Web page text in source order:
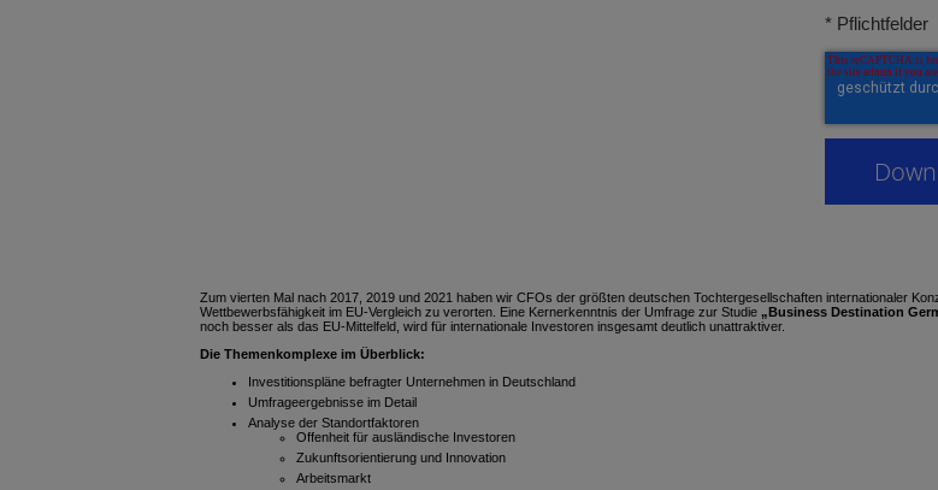
* Pflichtfelder
Zum vierten Mal nach 2017, 2019 und 2021 haben wir CFOs der größten deutschen Tochtergesellschaften internationaler
Wettbewerbsfähigkeit im EU-Vergleich zu verorten. Eine Kernerkenntnis der Umfrage zur Studie „Business Destination
noch besser als das EU-Mittelfeld, wird für internationale Investoren insgesamt deutlich unattraktiver.
Die Themenkomplexe im Überblick:
Investitionspläne befragter Unternehmen in Deutschland
Umfrageergebnisse im Detail
Analyse der Standortfaktoren
Offenheit für ausländische Investoren
Zukunftsorientierung und Innovation
Arbeitsmarkt